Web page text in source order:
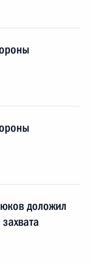
доложил